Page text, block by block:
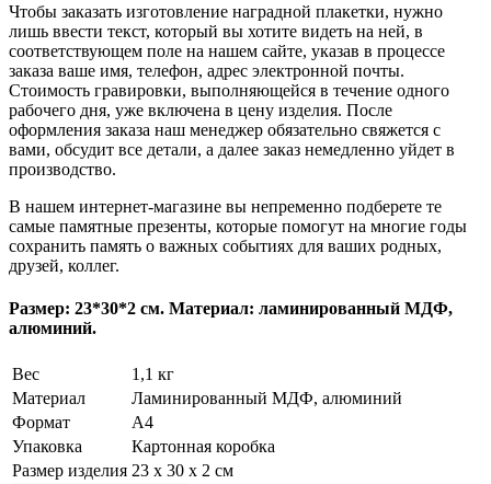
Чтобы заказать изготовление наградной плакетки, нужно
лишь ввести текст, который вы хотите видеть на ней, в
соответствующем поле на нашем сайте, указав в процессе
заказа ваше имя, телефон, адрес электронной почты.
Стоимость гравировки, выполняющейся в течение одного
рабочего дня, уже включена в цену изделия. После
оформления заказа наш менеджер обязательно свяжется с
вами, обсудит все детали, а далее заказ немедленно уйдет в
производство.
В нашем интернет-магазине вы непременно подберете те
самые памятные презенты, которые помогут на многие годы
сохранить память о важных событиях для ваших родных,
друзей, коллег.
Размер: 23*30*2 см. Материал: ламинированный МДФ,
алюминий.
Вес
1,1 кг
Материал
Ламинированный МДФ, алюминий
Формат
А4
Упаковка
Картонная коробка
Размер изделия 23 х 30 x 2 cм